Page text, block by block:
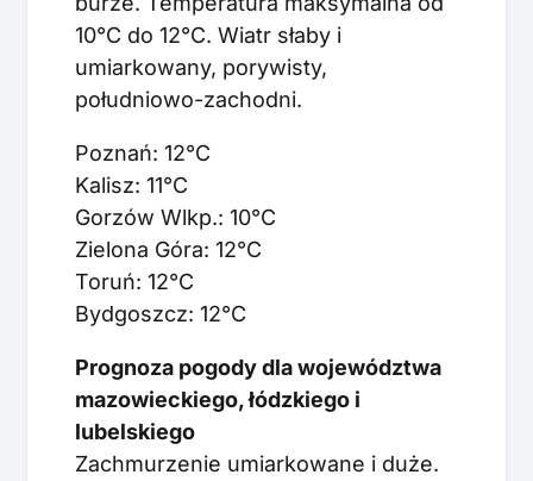
10°C do 12°C. Wiatr słaby i
umiarkowany, porywisty,
południowo-zachodni.
Poznań: 12°C
Kalisz: 11°C
Gorzów Wlkp.: 10°C
Zielona Góra: 12°C
Toruń: 12°C
Bydgoszcz: 12°C
Prognoza pogody dla województwa
mazowieckiego, łódzkiego i
lubelskiego
Zachmurzenie umiarkowane i duże.